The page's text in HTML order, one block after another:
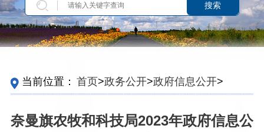
搜索
当前位置： 首页>政务公开>政府信息公开>
府信息公开年报>2023>旗政府委办局
奈曼旗农牧和科技局2023年政府信息公